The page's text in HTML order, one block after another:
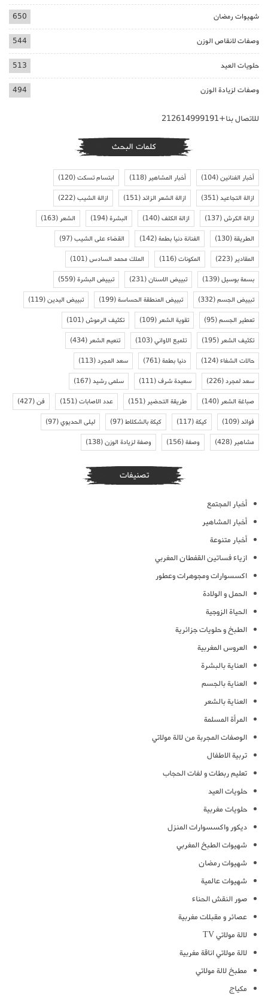
شهيوات رمضان 650
وصفات لانقاص الوزن 544
حلويات العيد 513
وصفات لزيادة الوزن 494
للاتصال بنا+212614999191
كلمات البحث
أخبار الفنانين(104) أخبار المشاهير(118) ابتسام تسكت(120)
ازالة التجاعيد(351) ازالة الشعر الزائد(151) ازالة الشيب(222)
ازالة الكرش(137) ازالة الكلف(140) البشرة(194) الشعر(163)
الطريقة(130) الفنانة دنيا بطمة(142) القضاء على الشيب(97)
المقادير(223) المكونات(116) الملك محمد السادس(101)
بسمة بوسيل(139) تبييض الاسنان(231) تبييض البشرة(559)
تبييض الجسم(332) تبييض المنطقة الحساسة(199) تبييض اليدين(119)
تعطير الجسم(95) تقوية الشعر(109) تكثيف الرموش(101)
تكثيف الشعر(195) تلميع الاواني(103) تنعيم الشعر(434)
حالات الشفاء(124) دنيا بطمة(761) سعد المجرد(113)
سعد لمجرد(226) سعيدة شرف(111) سلمى رشيد(167)
صباغة الشعر(140) طريقة التحضير(151) عدد الاصابات(151) فن(427)
فوائد(109) كيكة(117) كيكة بالشكلاط(97) ليلى الحديوي(97)
مشاهير(428) وصفة(156) وصفة لزيادة الوزن(138)
تصنيفات
أخبار المجتمع
أخبار المشاهير
أخبار متنوعة
ازياء فساتين القفطان المغربي
اكسسوارات ومجوهرات وعطور
الحمل و الولادة
الحياة الزوجية
الطبخ و حلويات جزائرية
العروس المغربية
العناية بالبشرة
العناية بالجسم
العناية بالشعر
المرأة المسلمة
الوصفات المجربة من لالة مولاتي
تربية الاطفال
تعليم ربطات و لفات الحجاب
حلويات العيد
حلويات مغربية
ديكور واكسسوارات المنزل
شهيوات الطبخ المغربي
شهيوات رمضان
شهيوات عالمية
صور النقش الحناء
عصائر و مقبلات مغربية
لالة مولاتي TV
لالة مولاتي اناقة مغربية
مطبخ لالة مولاتي
مكياج